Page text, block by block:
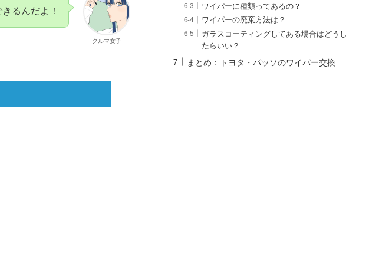
クルマ女子
るんだよ！
ワイパーに種類ってあるの？
ワイパーの廃棄方法は？
ガラスコーティングしてある場合はどうし
たらいい？
まとめ：トヨタ・パッソのワイパー交換